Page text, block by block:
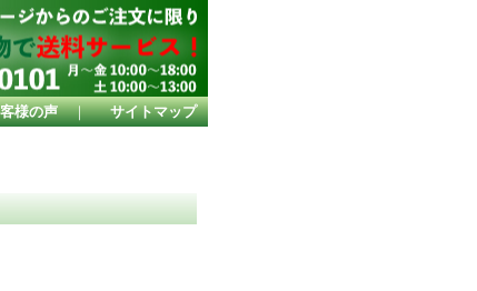
様の声 ｜ サイトマップ